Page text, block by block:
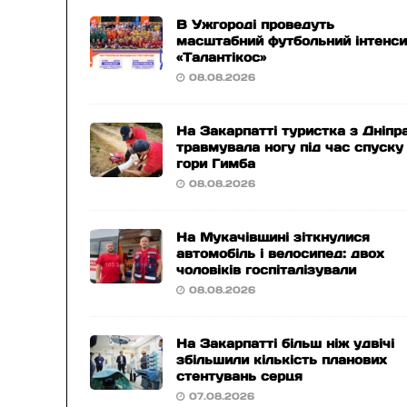
В Ужгороді проведуть
масштабний футбольний
«Талантікос»
08.08.2026
На Закарпатті туристка з
травмувала ногу під час спуску
гори Гимба
08.08.2026
На Мукачівщині зіткнулися
автомобіль і велосипед: двох
чоловіків госпіталізували
08.08.2026
На Закарпатті більш ніж удвічі
збільшили кількість планових
стентувань серця
07.08.2026